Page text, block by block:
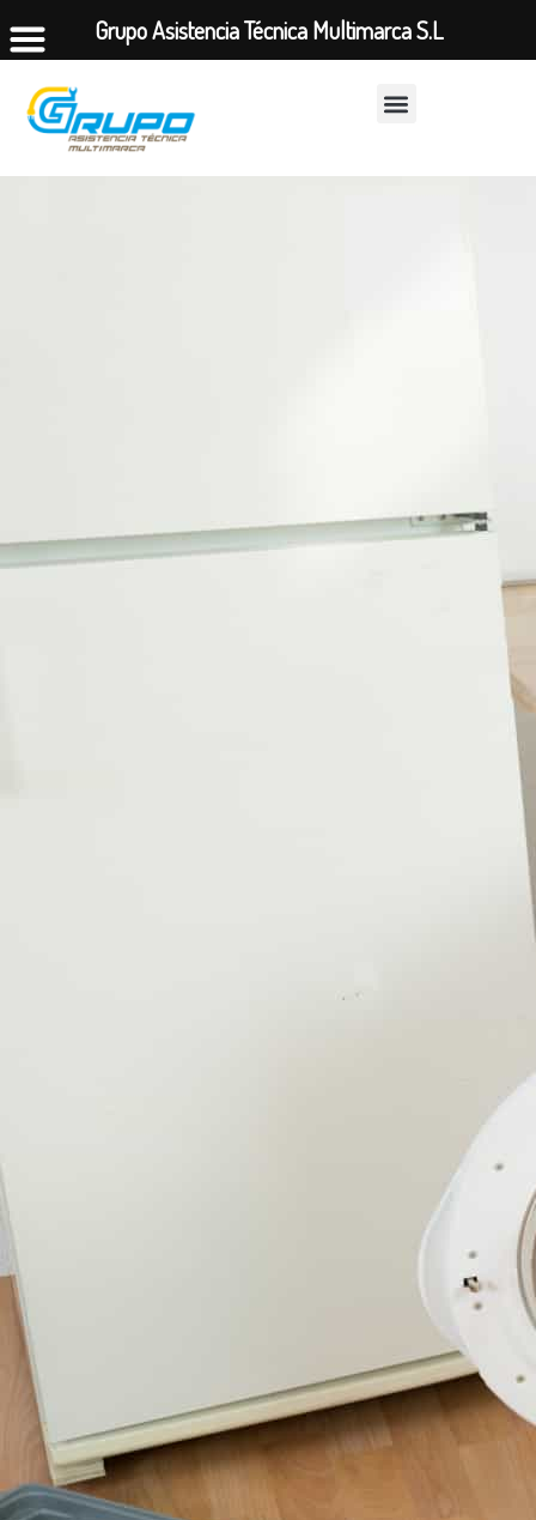
Grupo Asistencia Técnica Multimarca S.L